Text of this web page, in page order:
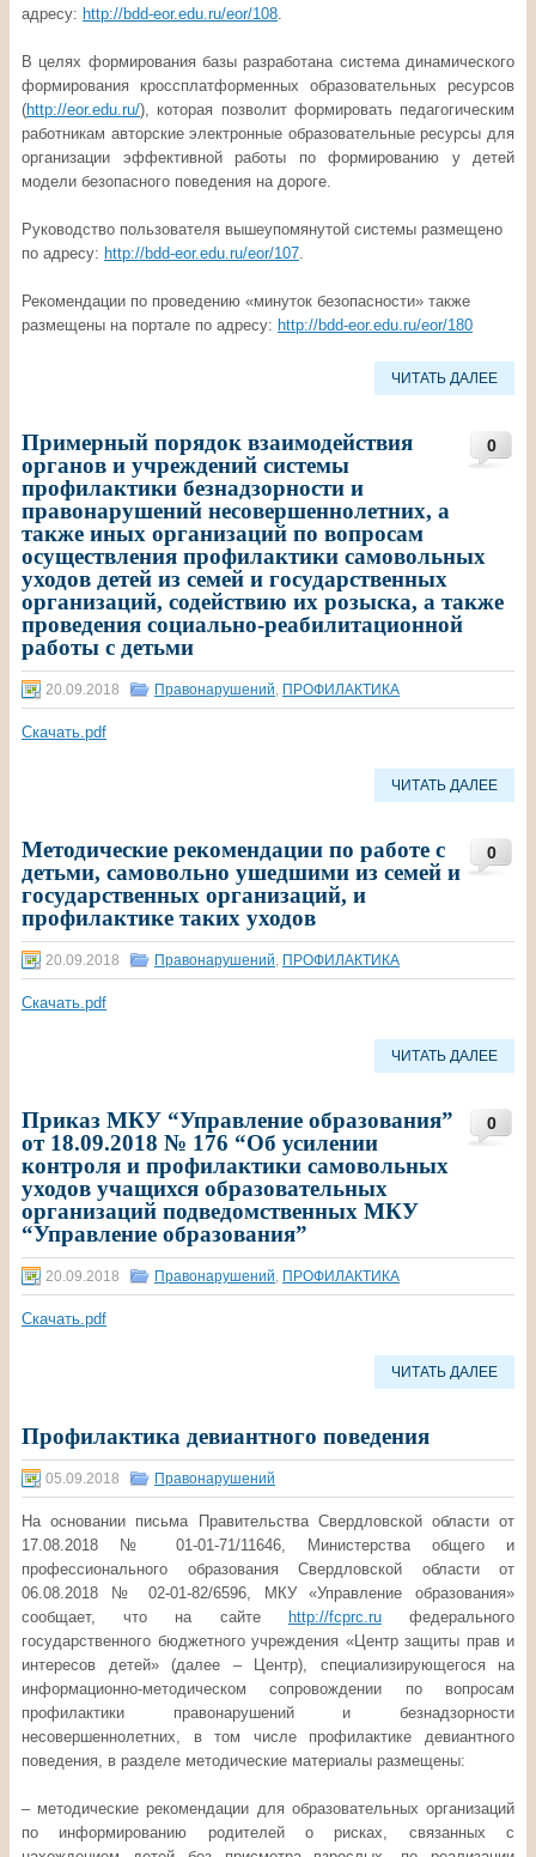
адресу: http://bdd-eor.edu.ru/eor/108
В целях формирования базы разработана система динамического
формирования кроссплатформенных образовательных ресурсов
(http://eor.edu.ru/), которая позволит формировать педагогическим
работникам авторские электронные образовательные ресурсы для
организации эффективной работы по формированию у детей
модели безопасного поведения на дороге.
Руководство пользователя вышеупомянутой системы размещено
по адресу: http://bdd-eor.edu.ru/eor/107
Рекомендации по проведению «минуток безопасности» также
размещены на портале по адресу: http://bdd-eor.edu.ru/eor/180
ЧИТАТЬ ДАЛЕЕ
0
Примерный порядок взаимодействия
органов и учреждений системы
профилактики безнадзорности и
правонарушений несовершеннолетних, а
также иных организаций по вопросам
осуществления профилактики самовольных
уходов детей из семей и государственных
организаций, содействию их розыска, а также
проведения социально-реабилитационной
работы с детьми
20.09.2018 Правонарушений, ПРОФИЛАКТИКА
Скачать.pdf
ЧИТАТЬ ДАЛЕЕ
0
Методические рекомендации по работе с
детьми, самовольно ушедшими из семей и
государственных организаций, и
профилактике таких уходов
20.09.2018 Правонарушений, ПРОФИЛАКТИКА
Скачать.pdf
ЧИТАТЬ ДАЛЕЕ
0
Приказ МКУ “Управление образования”
от 18.09.2018 № 176 “Об усилении
контроля и профилактики самовольных
уходов учащихся образовательных
организаций подведомственных МКУ
“Управление образования”
20.09.2018 Правонарушений, ПРОФИЛАКТИКА
Скачать.pdf
ЧИТАТЬ ДАЛЕЕ
Профилактика девиантного поведения
05.09.2018 Правонарушений
На основании письма Правительства Свердловской области от
17.08.2018 № 01-01-71/11646, Министерства общего и
профессионального образования Свердловской области от
06.08.2018 № 02-01-82/6596, МКУ «Управление образования»
сообщает, что на сайте
http://fcprc.ruфедерального
государственного бюджетного учреждения «Центр защиты прав и
интересов детей» (далее – Центр), специализирующегося на
информационно-методическом сопровождении по вопросам
профилактики правонарушений и безнадзорности
несовершеннолетних, в том числе профилактике девиантного
поведения, в разделе методические материалы размещены:
– методические рекомендации для образовательных организаций
по информированию родителей о рисках, связанных с